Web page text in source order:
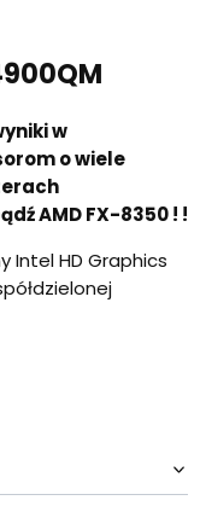
w
o wiele
AMD FX-8350 ! !
Intel HD Graphics